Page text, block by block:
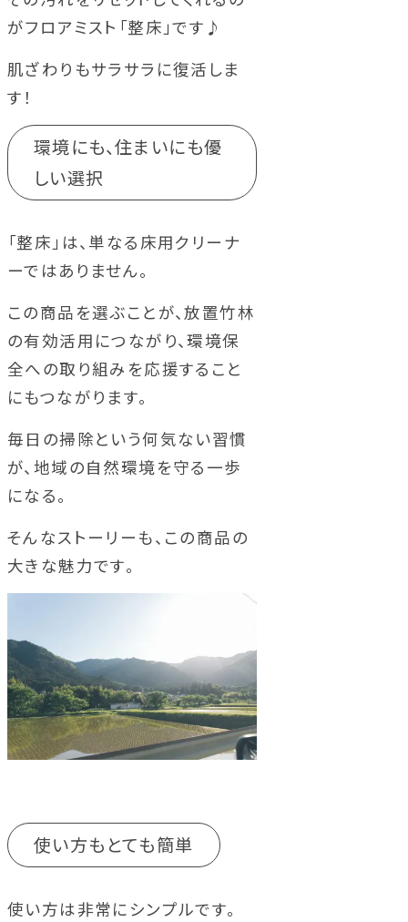
がフロアミスト「整床」です♪
肌ざわりもサラサラに復活しま
す！
環境にも、住まいにも優
しい選択
「整床」は、単なる床用クリーナ
ーではありません。
この商品を選ぶことが、放置竹林
の有効活用につながり、環境保
全への取り組みを応援すること
にもつながります。
毎日の掃除という何気ない習慣
が、地域の自然環境を守る一歩
になる。
そんなストーリーも、この商品の
大きな魅力です。
使い方もとても簡単
使い方は非常にシンプルです。